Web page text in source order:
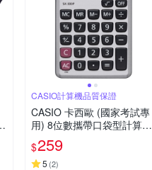
CASIO計算機品質保證
CASIO 卡西歐 (國家考試專
用) 8位數攜帶口袋型計算機
SX-300P
$259
5 (2)